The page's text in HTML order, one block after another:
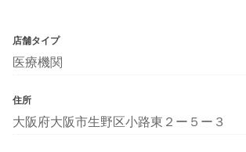
店舗タイプ
医療機関
住所
大阪府大阪市生野区小路東２ー５ー３